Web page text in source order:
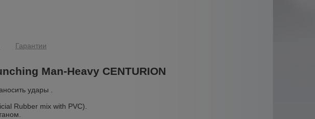
Гарантии
Man-Heavy CENTURION
удары .
Rubber mix with PVC).